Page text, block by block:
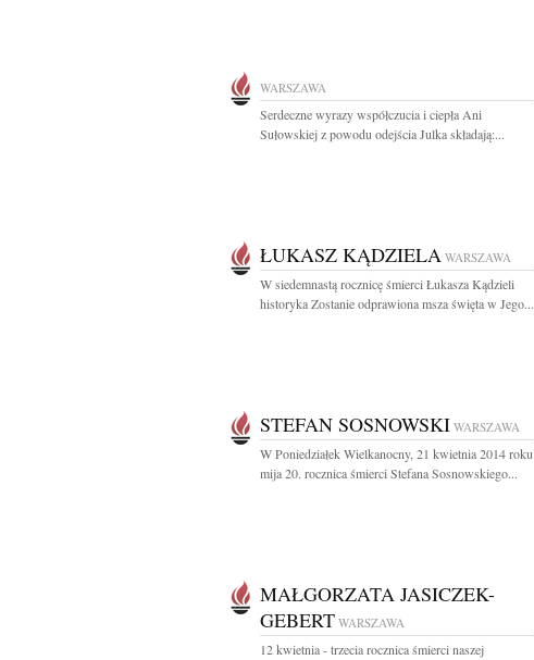
WARSZAWA
Serdeczne wyrazy współczucia i ciepła Ani
Sułowskiej z powodu odejścia Julka składają:...
ŁUKASZ KĄDZIELA WARSZAWA
W siedemnastą rocznicę śmierci Łukasza Kądzieli
historyka Zostanie odprawiona msza święta w Jego...
STEFAN SOSNOWSKI WARSZAWA
W Poniedziałek Wielkanocny, 21 kwietnia 2014 roku
mija 20. rocznica śmierci Stefana Sosnowskiego...
MAŁGORZATA JASICZEK-
GEBERT WARSZAWA
12 kwietnia - trzecia rocznica śmierci naszej